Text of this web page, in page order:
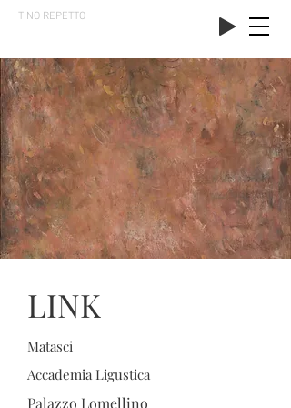
TINO REPETTO
LINK
Matasci
Accademia Ligustica
Palazzo Lomellino